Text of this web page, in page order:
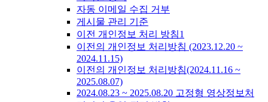
자동 이메일 수집 거부
게시물 관리 기준
이전 개인정보 처리 방침1
이전의 개인정보 처리방침 (2023.12.20 ~
2024.11.15)
이전의 개인정보 처리방침(2024.11.16 ~
2025.08.07)
2024.08.23 ~ 2025.08.20 고정형 영상정보처